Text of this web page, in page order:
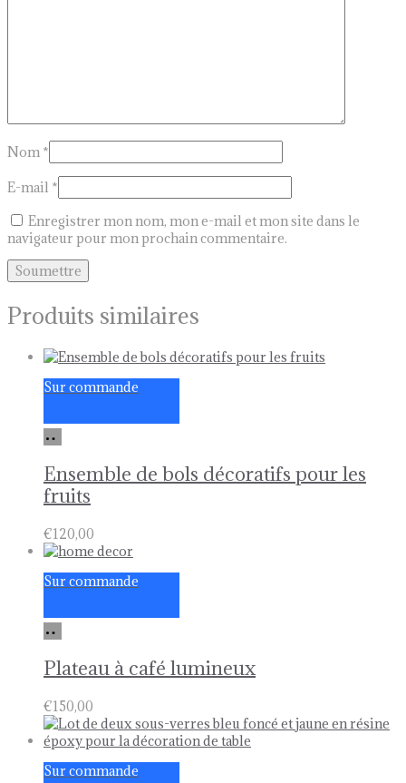
Nom *
E-mail *
Enregistrer mon nom, mon e-mail et mon site dans le
navigateur pour mon prochain commentaire.
Produits similaires
Sur commande
Ajouter
au
Ensemble de bols décoratifs pour les
fruits
€120,00
Sur commande
Ajouter
au
panier
Plateau à café lumineux
€150,00
Sur commande